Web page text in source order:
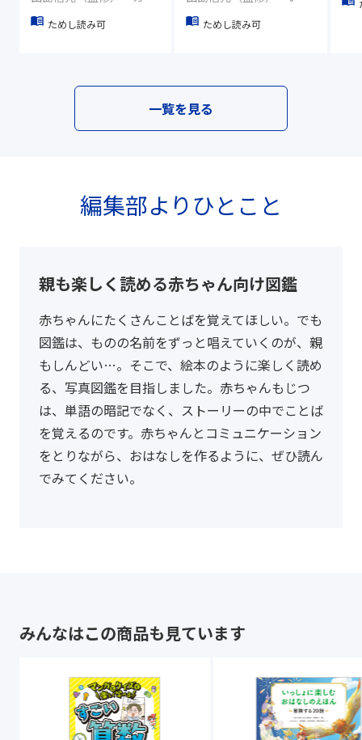
ためし読み可 ためし読み可
一覧を見る
編集部よりひとこと
親も楽しく読める赤ちゃん向け図鑑
赤ちゃんにたくさんことばを覚えてほしい。でも
図鑑は、ものの名前をずっと唱えていくのが、親
もしんどい…。そこで、絵本のように楽しく読め
る、写真図鑑を目指しました。赤ちゃんもじつ
は、単語の暗記でなく、ストーリーの中でことば
を覚えるのです。赤ちゃんとコミュニケーション
をとりながら、おはなしを作るように、ぜひ読ん
でみてください。
みんなはこの商品も見ています